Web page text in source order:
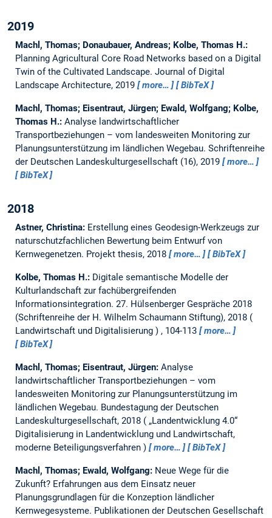
2019
Machl, Thomas; Donaubauer, Andreas; Kolbe, Thomas H.:
Planning Agricultural Core Road Networks based on a Digital
Twin of the Cultivated Landscape. Journal of Digital
Landscape Architecture, 2019
more… BibTeX
Machl, Thomas; Eisentraut, Jürgen; Ewald, Wolfgang; Kolbe,
Thomas H.: Analyse landwirtschaftlicher
Transportbeziehungen – vom landesweiten Monitoring zur
Planungsunterstützung im ländlichen Wegebau. Schriftenreihe
der Deutschen Landeskulturgesellschaft (16), 2019
more…
BibTeX
2018
Astner, Christina: Erstellung eines Geodesign-Werkzeugs zur
naturschutzfachlichen Bewertung beim Entwurf von
Kernwegenetzen. Projekt thesis, 2018 more… BibTeX
Kolbe, Thomas H.: Digitale semantische Modelle der
Kulturlandschaft zur fachübergreifenden
Informationsintegration. 27. Hülsenberger Gespräche 2018
(Schriftenreihe der H. Wilhelm Schaumann Stiftung), 2018
Landwirtschaft und Digitalisierung
, 104-113
more…
BibTeX
Machl, Thomas; Eisentraut, Jürgen: Analyse
landwirtschaftlicher Transportbeziehungen – vom
landesweiten Monitoring zur Planungsunterstützung im
ländlichen Wegebau. Bundestagung der Deutschen
Landeskulturgesellschaft, 2018
„Landentwicklung 4.0“
Digitalisierung in Landentwicklung und Landwirtschaft,
moderne Beteiligungsverfahren
more… BibTeX
Machl, Thomas; Ewald, Wolfgang: Neue Wege für die
Zukunft? Erfahrungen aus dem Einsatz neuer
Planungsgrundlagen für die Konzeption ländlicher
Kernwegesysteme. Publikationen der Deutschen Gesellschaft